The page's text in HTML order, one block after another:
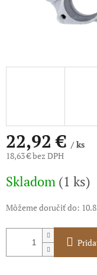
22,92 €/ ks
18,63 € bez DPH
cena:
Skladom (1 ks)
Môžeme doručiť do: